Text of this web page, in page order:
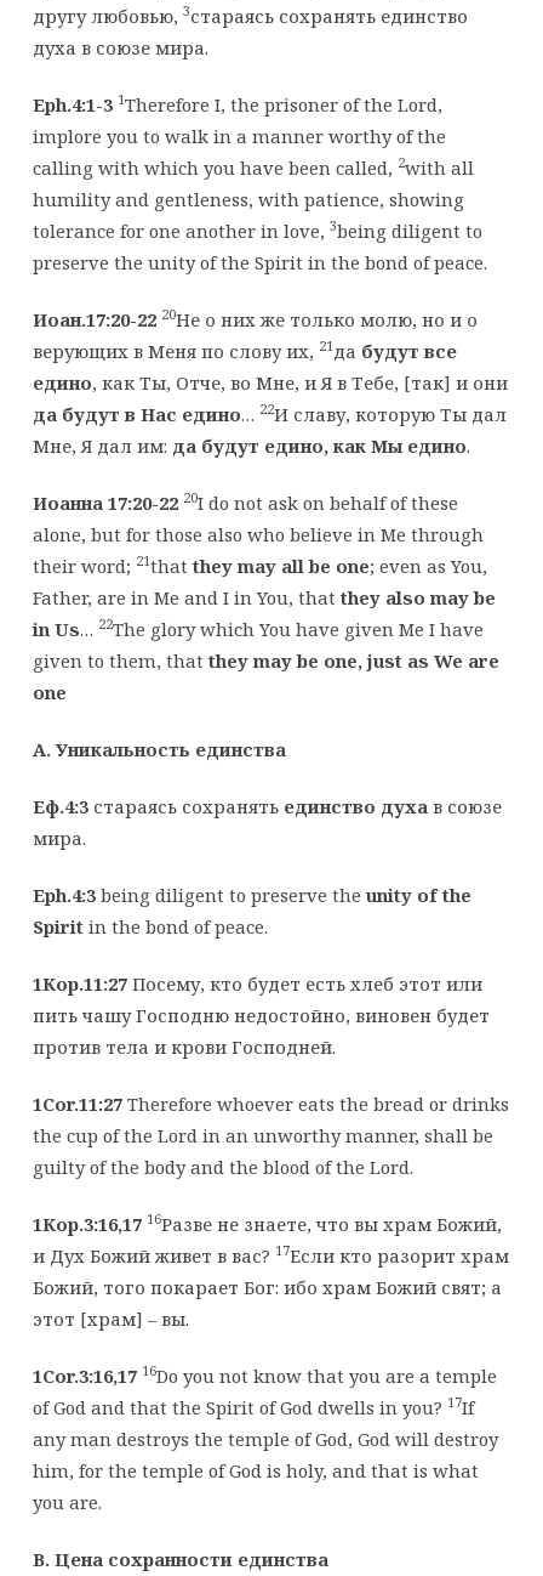
другу любовью, 3стараясь сохранять единство
духа в союзе мира.
Eph.4:1-3 1Therefore I, the prisoner of the Lord,
implore you to walk in a manner worthy of the
calling with which you have been called, 2with all
humility and gentleness, with patience, showing
tolerance for one another in love, 3being diligent to
preserve the unity of the Spirit in the bond of peace.
Иоан.17:20-22 20Не о них же только молю, но и о
верующих в Меня по слову их, 21да будут все
едино, как Ты, Отче, во Мне, и Я в Тебе, [так] и они
да будут в Нас едино… 22И славу, которую Ты дал
Мне, Я дал им: да будут едино, как Мы едино.
Иоанна 17:20-22 20I do not ask on behalf of these
alone, but for those also who believe in Me through
their word; 21that they may all be one; even as You,
Father, are in Me and I in You, that they also may be
in Us… 22The glory which You have given Me I have
given to them, that they may be one, just as We are
one
A. Уникальность единства
Еф.4:3 стараясь сохранять единство духа в союзе
мира.
Eph.4:3being diligent to preserve the unity of the
Spiritin the bond of peace.
1Кор.11:27Посему, кто будет есть хлеб этот или
пить чашу Господню недостойно, виновен будет
против тела и крови Господней.
1Cor.11:27Therefore whoever eats the bread or drinks
the cup of the Lord in an unworthy manner, shall be
guilty of the body and the blood of the Lord.
1Кор.3:16,17 16Разве не знаете, что вы храм Божий,
и Дух Божий живет в вас? 17Если кто разорит храм
Божий, того покарает Бог: ибо храм Божий свят; а
этот [храм] – вы.
1Cor.3:16,17 16Do you not know that you are a temple
of God and that the Spirit of God dwells in you? 17If
any man destroys the temple of God, God will destroy
him, for the temple of God is holy, and that is what
you are.
B. Цена сохранности единства